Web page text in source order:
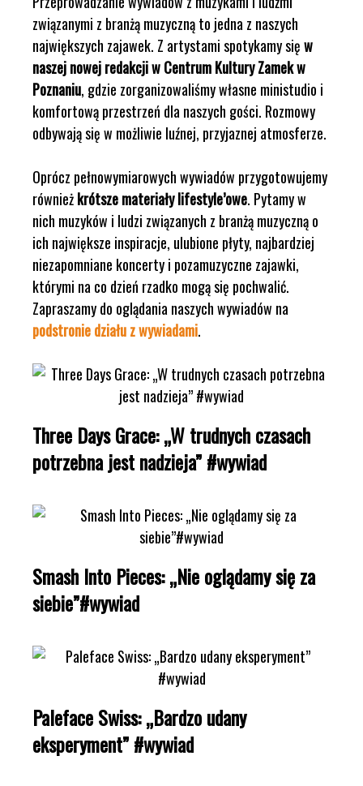
związanymi z branżą muzyczną to jedna z naszych
największych zajawek. Z artystami spotykamy sięw
naszej nowej redakcji w Centrum Kultury Zamek w
Poznaniu, gdzie zorganizowaliśmy własne ministudio i
komfortową przestrzeń dla naszych gości. Rozmowy
odbywają się w możliwie luźnej, przyjaznej atmosferze.
Oprócz pełnowymiarowych wywiadów przygotowujemy
równieżkrótsze materiały lifestyle’owe. Pytamy w
nich muzyków i ludzi związanych z branżą muzyczną o
ich największe inspiracje, ulubione płyty, najbardziej
niezapomniane koncerty i pozamuzyczne zajawki,
którymi na co dzień rzadko mogą się pochwalić.
Zapraszamy do oglądania naszych wywiadów na
podstronie działu z wywiadami.
Three Days Grace: „W trudnych czasach
potrzebna jest nadzieja” #wywiad
Smash Into Pieces: „Nie oglądamy się za
siebie”#wywiad
Paleface Swiss: „Bardzo udany
eksperyment” #wywiad